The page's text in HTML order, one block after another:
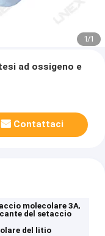
1/1
ad ossigeno e
Contattaci
molecolare 3A,
del setaccio
del litio